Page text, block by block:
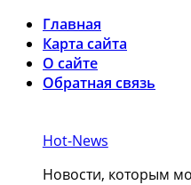
Главная
Карта сайта
О сайте
Обратная связь
Hot-News
Новости, которым